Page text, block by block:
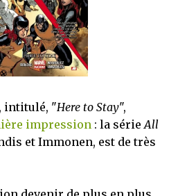
cela...
intitulé, "Here to Stay",
impression : la série All
et Immonen, est de très